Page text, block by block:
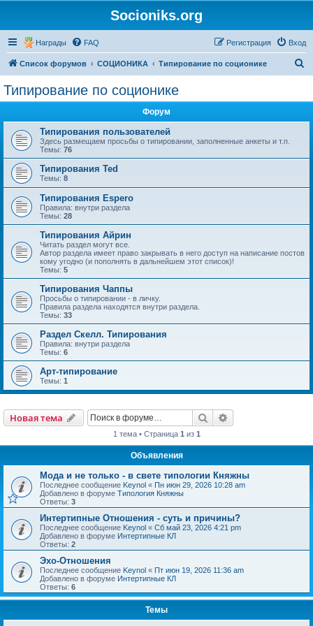
Socioniks.org
Награды FAQ Вход
Регистрация
Список форумов СОЦИОНИКА Типирование по соционике
Типирование по соционике
Форум
Типирования пользователей
Здесь размещаем просьбы о типировании, заполненные анкеты и т.п.
Темы: 76
Типирования Ted
Темы: 8
Типирования Espero
Правила: внутри раздела
Темы: 28
Типирования Айрин
Читать раздел могут все.
Автор раздела имеет право закрывать в него доступ на написание постов
кому угодно (и пополнять в дальнейшем этот список)!
Темы: 5
Типирования Чаппы
Просьбы о типировании - в личку.
Правила раздела находятся внутри раздела.
Темы: 33
Раздел Скелл. Типирования
Правила: внутри раздела
Темы: 6
Арт-типирование
Темы: 1
Новая тема Поиск
1 тема • Страница 1 из 1
Объявления
Мода и не только - в свете типологии Княжны
Последнее сообщение Keynol « Пн июн 29, 2026 10:28 am
Добавлено в форуме Типология Княжны
Ответы: 3
Интертипные Отношения - суть и причины?
Последнее сообщение Keynol « Сб май 23, 2026 4:21 pm
Добавлено в форуме Интертипные КЛ
Ответы: 2
Эхо-Отношения
Последнее сообщение Keynol « Пт июн 19, 2026 11:36 am
Добавлено в форуме Интертипные КЛ
Ответы: 6
Темы